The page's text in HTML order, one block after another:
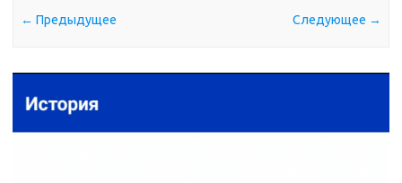
← Предыдущее Следующее →